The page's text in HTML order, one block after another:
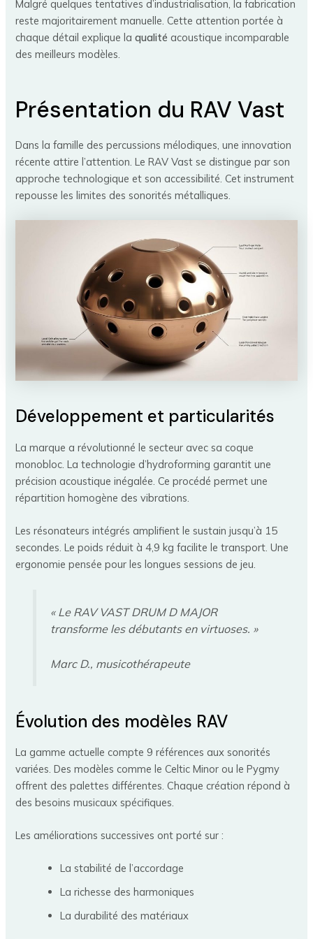
Malgré quelques tentatives d’industrialisation, la fabrication
reste majoritairement manuelle. Cette attention portée à
chaque détail explique laqualité acoustique incomparable
des meilleurs modèles.
Présentation du RAV Vast
Dans la famille des percussions mélodiques, une innovation
récente attire l’attention. Le RAV Vast se distingue par son
approche technologique et son accessibilité. Cet instrument
repousse les limites des sonorités métalliques.
Développement et particularités
La marque a révolutionné le secteur avec sa coque
monobloc. La technologie d’hydroforming garantit une
précision acoustique inégalée. Ce procédé permet une
répartition homogène des vibrations.
Les résonateurs intégrés amplifient le sustain jusqu’à 15
secondes. Le poids réduit à 4,9 kg facilite le transport. Une
ergonomie pensée pour les longues sessions de jeu.
« Le RAV VAST DRUM D MAJOR
transforme les débutants en virtuoses. »
Marc D., musicothérapeute
Évolution des modèles RAV
La gamme actuelle compte 9 références aux sonorités
variées. Des modèles comme le Celtic Minor ou le Pygmy
offrent des palettes différentes. Chaque création répond à
des besoins musicaux spécifiques.
Les améliorations successives ont porté sur :
La stabilité de l’accordage
La richesse des harmoniques
La durabilité des matériaux